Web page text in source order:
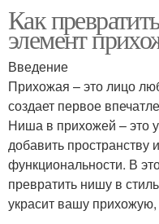
Как
элемент
Введение
Прихожая – это лицо
создает первое
Ниша в прихожей – это
добавить пространству
функциональности. В
превратить нишу в
украсит вашу